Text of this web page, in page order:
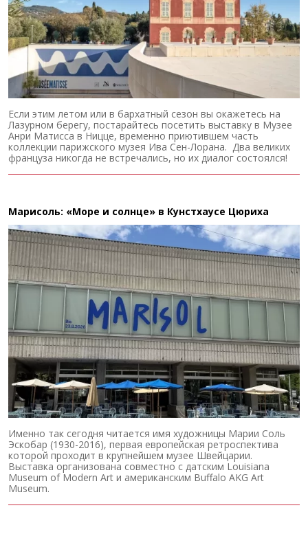
Если этим летом или в бархатный сезон вы окажетесь на
Лазурном берегу, постарайтесь посетить выставку в Музее
Анри Матисса в Ницце, временно приютившем часть
коллекции парижского музея Ива Сен-Лорана. Два великих
француза никогда не встречались, но их диалог состоялся!
Марисоль: «Море и солнце» в Кунстхаусе Цюриха
Именно так сегодня читается имя художницы Марии Соль
Эскобар (1930-2016), первая европейская ретроспектива
которой проходит в крупнейшем музее Швейцарии.
Выставка организована совместно с датским Louisiana
Museum of Modern Art и американским Buffalo AKG Art
Museum.